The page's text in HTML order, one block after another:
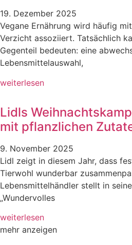
19. Dezember 2025
Vegane Ernährung wird häufig
Verzicht assoziiert. Tatsächlich
Gegenteil bedeuten: eine
Lebensmittelauswahl,
weiterlesen
Lidls
mit pflanzlichen
9. November 2025
Lidl zeigt in diesem Jahr, dass
Tierwohl wunderbar
Lebensmittelhändler stellt in
„Wundervolles
weiterlesen
mehr anzeigen